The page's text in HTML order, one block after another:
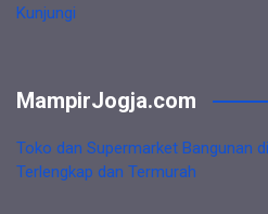
Kunjungi
MampirJogja.com
Toko dan Supermarket Bangunan
Terlengkap dan Termurah